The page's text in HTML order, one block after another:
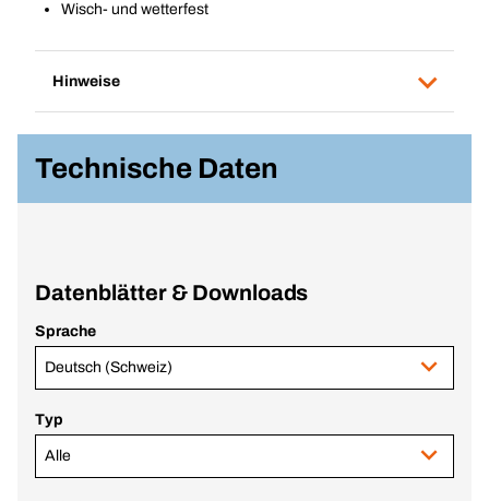
Wisch- und wetterfest
Hinweise
Technische Daten
Datenblätter & Downloads
Sprache
Deutsch (Schweiz)
Typ
Alle